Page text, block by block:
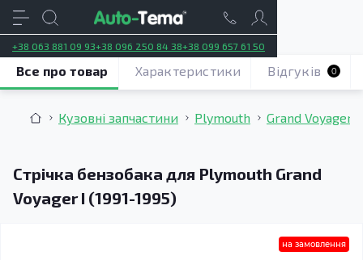
+38 063 881 09 93+38 096 250 84 38+38 099 657 61 50
Кузовні запчастини Plymouth Grand Voyager I
Стрічка бензобака для Plymouth Grand
Voyager I (1991-1995)
Все про товар Характеристики Відгуків 0
на замовлення